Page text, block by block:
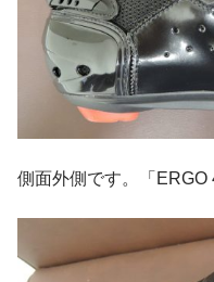
側面外側です。「ERGO